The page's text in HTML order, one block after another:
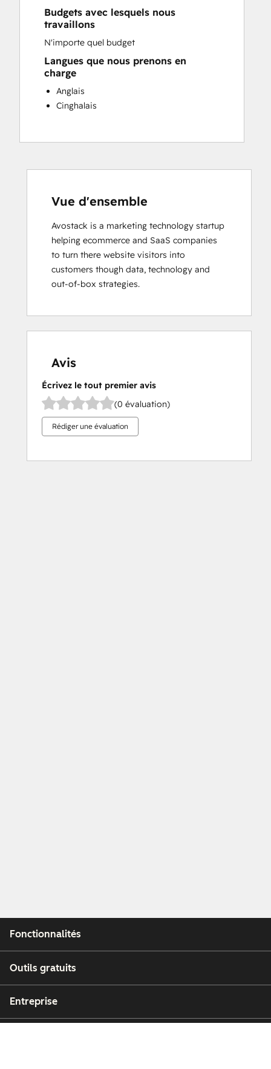
Budgets avec lesquels nous
travaillons
N'importe quel budget
Langues que nous prenons en
charge
Anglais
Cinghalais
Vue d'ensemble
Avostack is a marketing technology startup
helping ecommerce and SaaS companies
to turn there website visitors into
customers though data, technology and
out-of-box strategies.
Avis
Écrivez le tout premier avis
(0 évaluation)
Rédiger une évaluation
Fonctionnalités
Outils gratuits
Entreprise